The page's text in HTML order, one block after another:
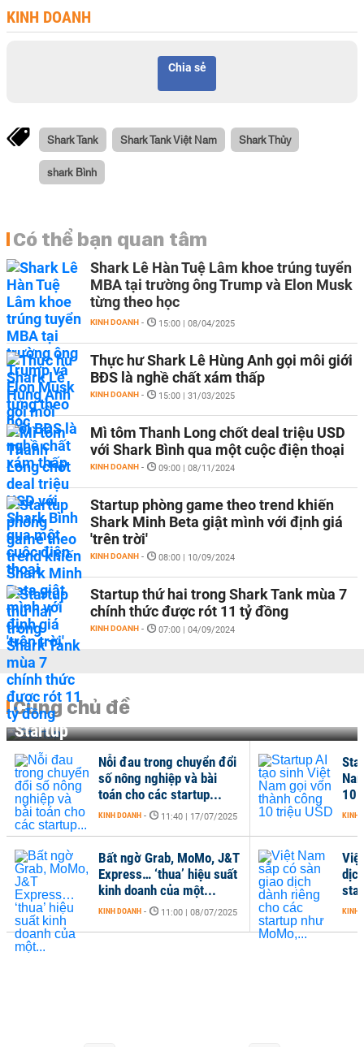
KINH DOANH
Chia sẻ
Shark Tank Shark Tank Việt Nam Shark Thủy
shark Bình
Có thể bạn quan tâm
Shark Lê Hàn Tuệ Lâm khoe trúng tuyển
MBA tại trường ông Trump và Elon Musk
từng theo học
KINH DOANH - 15:00 | 08/04/2025
Thực hư Shark Lê Hùng Anh gọi môi giới
BĐS là nghề chất xám thấp
KINH DOANH - 15:00 | 31/03/2025
Mì tôm Thanh Long chốt deal triệu USD
với Shark Bình qua một cuộc điện thoại
KINH DOANH - 09:00 | 08/11/2024
Startup phòng game theo trend khiến
Shark Minh Beta giật mình với định giá
'trên trời'
KINH DOANH - 08:00 | 10/09/2024
Startup thứ hai trong Shark Tank mùa 7
chính thức được rót 11 tỷ đồng
KINH DOANH - 07:00 | 04/09/2024
Cùng chủ đề
Startup
KINH
Nỗi đau trong chuyển đổi
số nông nghiệp và bài
toán cho các startup...
KINH DOANH - 11:40 | 17/07/2025
Bất ngờ Grab, MoMo, J&T
Express… ‘thua’ hiệu suất
kinh doanh của một...
KINH DOANH - 11:00 | 08/07/2025
10
KINH